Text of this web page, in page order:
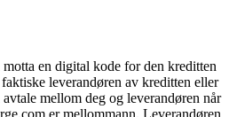
en digital kode for den kreditten
leverandøren av kreditten eller
mellom deg og leverandøren når